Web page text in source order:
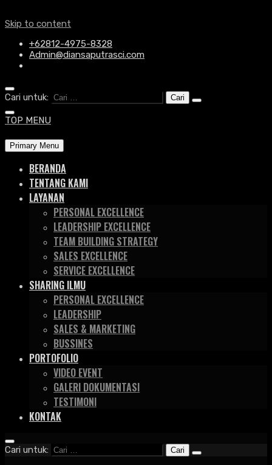
Skip to content
+62812-4975-8328
Admin@diansaputrasci.com
Cari untuk:
TOP MENU
Primary Menu
BERANDA
TENTANG KAMI
LAYANAN
PERSONAL EXCELLENCE
LEADERSHIP EXCELLENCE
TEAM BUILDING STRATEGY
SALES EXCELLENCE
SERVICE EXCELLENCE
SHARING ILMU
PERSONAL EXCELLENCE
LEADERSHIP
SALES & MARKETING
BUSSINES
PORTOFOLIO
VIDEO EVENT
GALERI DOKUMENTASI
TESTIMONI
KONTAK
Cari untuk: